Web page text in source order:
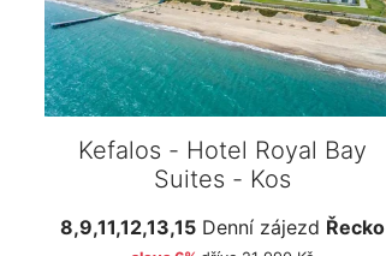
Kefalos - Hotel Royal Bay
Suites - Kos
8,9,11,12,13,15Denní zájezd Řecko